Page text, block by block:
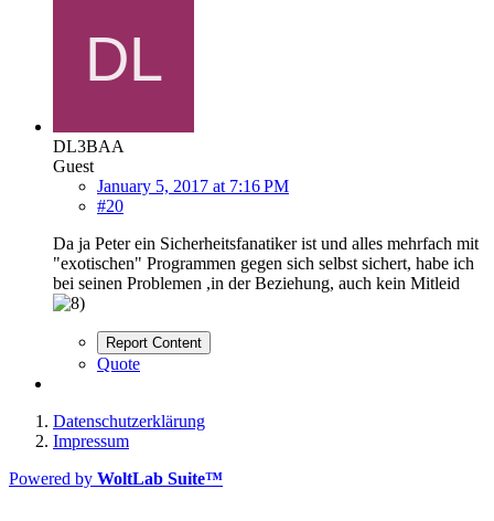
DL3BAA
Guest
January 5, 2017 at 7:16 PM
#20
Da ja Peter ein Sicherheitsfanatiker ist und alles mehrfach mit
"exotischen" Programmen gegen sich selbst sichert, habe ich
bei seinen Problemen ,in der Beziehung, auch kein Mitleid
Report Content
Quote
Datenschutzerklärung
Impressum
Powered by WoltLab Suite™